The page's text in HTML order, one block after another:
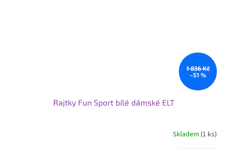
1 836 Kč
–51 %
Rajtky Fun Sport bílé dámské ELT
Skladem(1 ks)